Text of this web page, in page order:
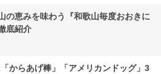
の恵みを味わう『和歌山毎度おおきに
底紹介
からあげ棒」「アメリカンドッグ」3